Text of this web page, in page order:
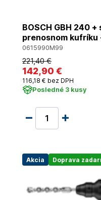
BOSCH GBH 240
prenosnom
0615990M99
221,40 €
142,90 €
116,18 € bez DPH
Posledné 3 kusy
Akcia Doprava